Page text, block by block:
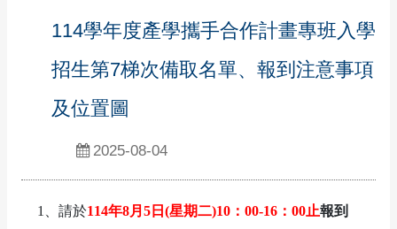
114學年度產學攜手合作計畫專班入學
招生第7梯次備取名單、報到注意事項
及位置圖
2025-08-04
1、請於114年8月5日(星期二)10：00-16：00止報到